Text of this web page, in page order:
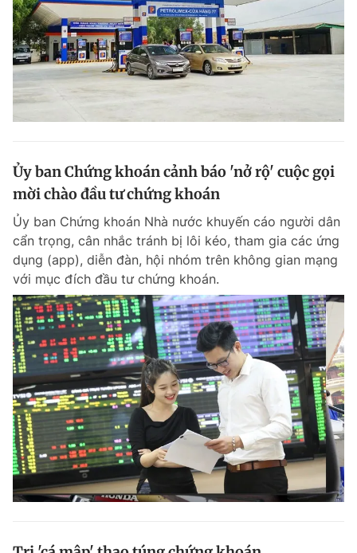
Ủy ban Chứng khoán cảnh báo 'nở rộ' cuộc gọi
mời chào đầu tư chứng khoán
Ủy ban Chứng khoán Nhà nước khuyến cáo người dân
cẩn trọng, cân nhắc tránh bị lôi kéo, tham gia các ứng
dụng (app), diễn đàn, hội nhóm trên không gian mạng
với mục đích đầu tư chứng khoán.